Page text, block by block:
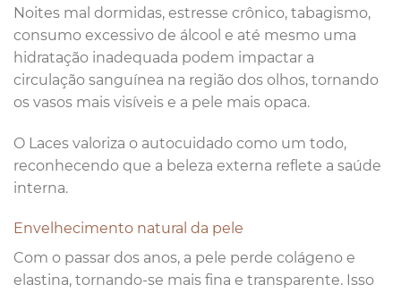
Noites mal dormidas, estresse crônico, tabagismo,
consumo excessivo de álcool e até mesmo uma
hidratação inadequada podem impactar a
circulação sanguínea na região dos olhos, tornando
os vasos mais visíveis e a pele mais opaca.
O Laces valoriza o autocuidado como um todo,
reconhecendo que a beleza externa reflete a saúde
interna.
Envelhecimento natural da pele
Com o passar dos anos, a pele perde colágeno e
elastina, tornando-se mais fina e transparente. Isso